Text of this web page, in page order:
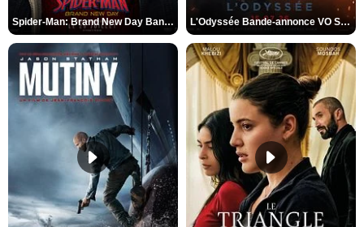
Spider-Man: Brand New Day Bande-annonce VO STFR L'Odyssée Bande-annonce VO STFR